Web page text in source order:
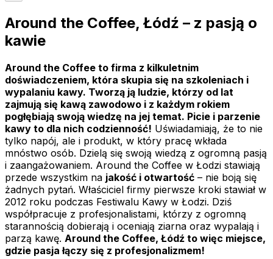
Around the Coffee, Łódź – z pasją o
kawie
Around the Coffee to firma z kilkuletnim
doświadczeniem, która skupia się na szkoleniach i
wypalaniu kawy. Tworzą ją ludzie, którzy od lat
zajmują się kawą zawodowo i z każdym rokiem
pogłębiają swoją wiedzę na jej temat. Picie i parzenie
kawy to dla nich codzienność! Uświadamiają, że to nie
tylko napój, ale i produkt, w który pracę wkłada
mnóstwo osób. Dzielą się swoją wiedzą z ogromną pasją
i zaangażowaniem. Around the Coffee w Łodzi stawiają
przede wszystkim na jakość i otwartość – nie boją się
żadnych pytań. Właściciel firmy pierwsze kroki stawiał w
2012 roku podczas Festiwalu Kawy w Łodzi. Dziś
współpracuje z profesjonalistami, którzy z ogromną
starannością dobierają i oceniają ziarna oraz wypalają i
parzą kawę. Around the Coffee, Łódź to więc miejsce,
gdzie pasja łączy się z profesjonalizmem!